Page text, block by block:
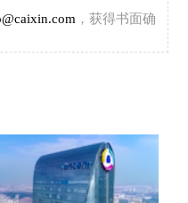
投资、 中国工商银行、
中国
。华盛顿布鲁金斯
，获得书面确